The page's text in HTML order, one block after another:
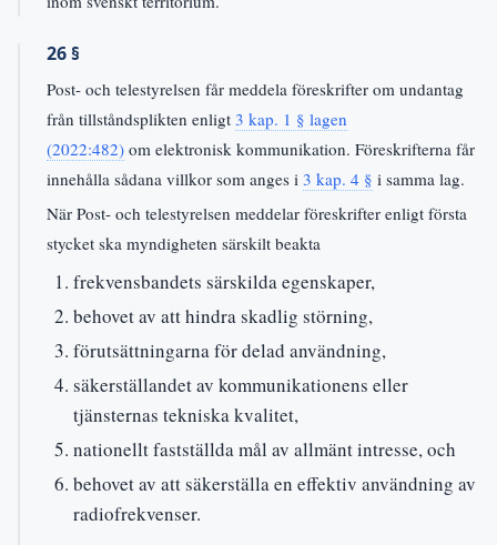
26 §
Post- och telestyrelsen får meddela föreskrifter om undantag
från tillståndsplikten enligt 3 kap. 1 § lagen
(2022:482) om elektronisk kommunikation. Föreskrifterna får
innehålla sådana villkor som anges i 3 kap. 4 § i samma lag.
När Post- och telestyrelsen meddelar föreskrifter enligt första
stycket ska myndigheten särskilt beakta
frekvensbandets särskilda egenskaper,
behovet av att hindra skadlig störning,
förutsättningarna för delad användning,
säkerställandet av kommunikationens eller
tjänsternas tekniska kvalitet,
nationellt fastställda mål av allmänt intresse, och
behovet av att säkerställa en effektiv användning av
radiofrekvenser.